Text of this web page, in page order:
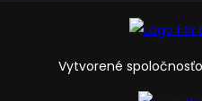
Vytvorené